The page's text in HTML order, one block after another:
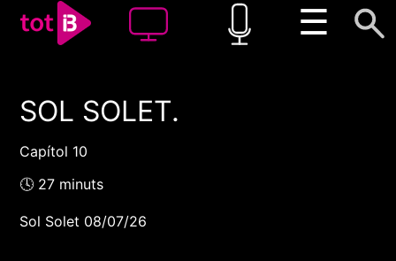
☰
00:00 00:00
SOL SOLET.
Capítol 10
🕓 27 minuts
Sol Solet 08/07/26